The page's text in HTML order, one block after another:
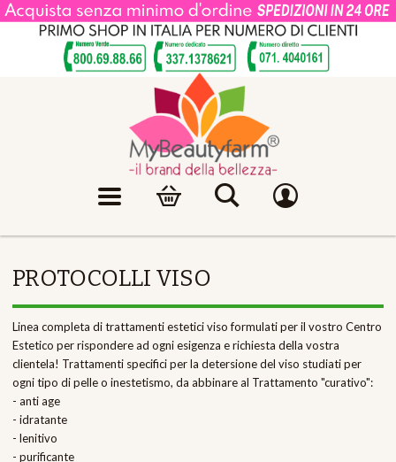
PROTOCOLLI VISO
Linea completa di trattamenti estetici viso formulati per il vostro Centro
Estetico per rispondere ad ogni esigenza e richiesta della vostra
clientela! Trattamenti specifici per la detersione del viso studiati per
ogni tipo di pelle o inestetismo, da abbinare al Trattamento "curativo":
- anti age
- idratante
- lenitivo
- purificante